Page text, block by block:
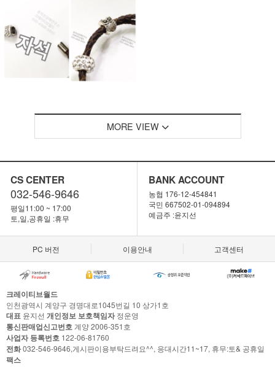
MORE VIEW
CS CENTER
032-546-9646
평일11:00 ~ 17:00
토,일,공휴일 :휴무
BANK ACCOUNT
농협 176-12-454841
국민 667502-01-094894
예금주 :윤지선
PC 버전 이용안내 고객센터
크레이티브월드
인천광역시 계양구 경명대로1045번길 10 상가1호
대표 윤지선 개인정보 보호책임자정운영
통신판매업신고번호 계양 2006-351호
사업자 등록번호 122-06-81760
전화032-546-9646,게시판이용부탁드려요^^, 응대시간11~17, 휴무:토& 공휴일
팩스